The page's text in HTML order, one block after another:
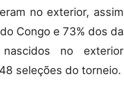
no exterior, assim
Congo e 73% dos da
no exterior
seleções do torneio.